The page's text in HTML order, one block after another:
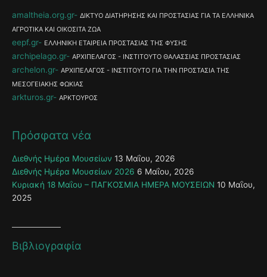
amaltheia.org.gr
ΔΙΚΤΥΟ ΔΙΑΤΗΡΗΣΗΣ ΚΑΙ ΠΡΟΣΤΑΣΙΑΣ ΓΙΑ ΤΑ ΕΛΛΗΝΙΚΑ
ΑΓΡΟΤΙΚΑ ΚΑΙ ΟΙΚΟΣΙΤΑ ΖΩΑ
eepf.gr ΕΛΛΗΝΙΚΗ ΕΤΑΙΡΕΙΑ ΠΡΟΣΤΑΣΙΑΣ ΤΗΣ ΦΥΣΗΣ
archipelago.gr ΑΡΧΙΠΕΛΑΓΟΣ - ΙΝΣΤΙΤΟΥΤΟ ΘΑΛΑΣΣΙΑΣ ΠΡΟΣΤΑΣΙΑΣ
archelon.gr
ΑΡΧΙΠΕΛΑΓΟΣ - ΙΝΣΤΙΤΟΥΤΟ ΓΙΑ ΤΗΝ ΠΡΟΣΤΑΣΙΑ ΤΗΣ
ΜΕΣΟΓΕΙΑΚΗΣ ΦΩΚΙΑΣ
arkturos.gr ΑΡΚΤΟΥΡΟΣ
Πρόσφατα νέα
Διεθνής Ημέρα Μουσείων 13 Μαΐου, 2026
Διεθνής Ημέρα Μουσείων 2026 6 Μαΐου, 2026
Κυριακή 18 Μαΐου – ΠΑΓΚΟΣΜΙΑ ΗΜΕΡΑ ΜΟΥΣΕΙΩΝ 10 Μαΐου,
2025
Βιβλιογραφία